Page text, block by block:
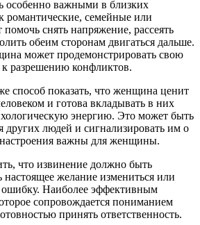
особенно важными в близких
романтические, семейные или
снять напряжение, рассеять
обеим сторонам двигаться дальше.
может продемонстрировать свою
к разрешению конфликтов.
способ показать, что женщина ценит
и готова вкладывать в них
энергию. Это может быть
других людей и сигнализировать им о
важны для женщины.
что извинение должно быть
желание измениться или
Наиболее эффективным
сопровождается пониманием
принять ответственность.